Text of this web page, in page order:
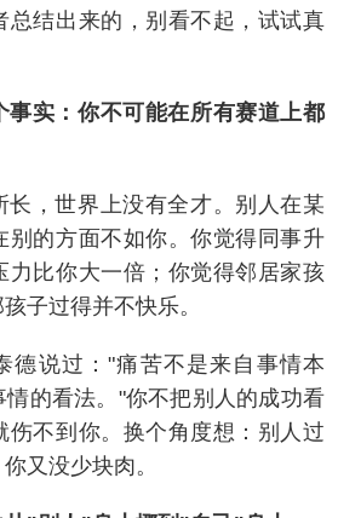
总结出来的，别看不起，试试真
事实：你不可能在所有赛道上都
长，世界上没有全才。别人在某
别的方面不如你。你觉得同事升
力比你大一倍；你觉得邻居家孩
子过得并不快乐。
德说过："痛苦不是来自事情本
的看法。"你不把别人的成功看
伤不到你。换个角度想：别人过
又没少块肉。